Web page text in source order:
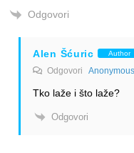
Odgovori
Alen Šćuric Author
Odgovori Anonymous
Tko laže i što laže?
Odgovori